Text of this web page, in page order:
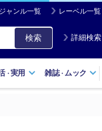
ャンル一覧 レーベル一覧
検索 詳細検索
・実用 雑誌・ ムック